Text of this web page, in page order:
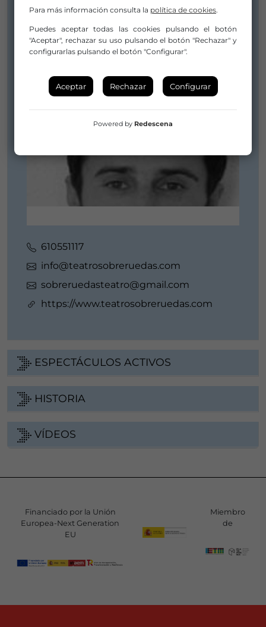
610551117
info@teatrosobreruedas.com
sobreruedasteatro@gmail.com
https://www.teatrosobreruedas.com
ESPECTÁCULOS ACTIVOS
HISTORIA
VÍDEOS
Financiado por la Unión
Europea-Next Generation
EU
Miembro
de
Para más información consulta la política de cookies.
Puedes aceptar todas las cookies pulsando el botón
"Aceptar", rechazar su uso pulsando el botón "Rechazar" y
configurarlas pulsando el botón "Configurar".
Aceptar Rechazar Configurar
Powered by Redescena